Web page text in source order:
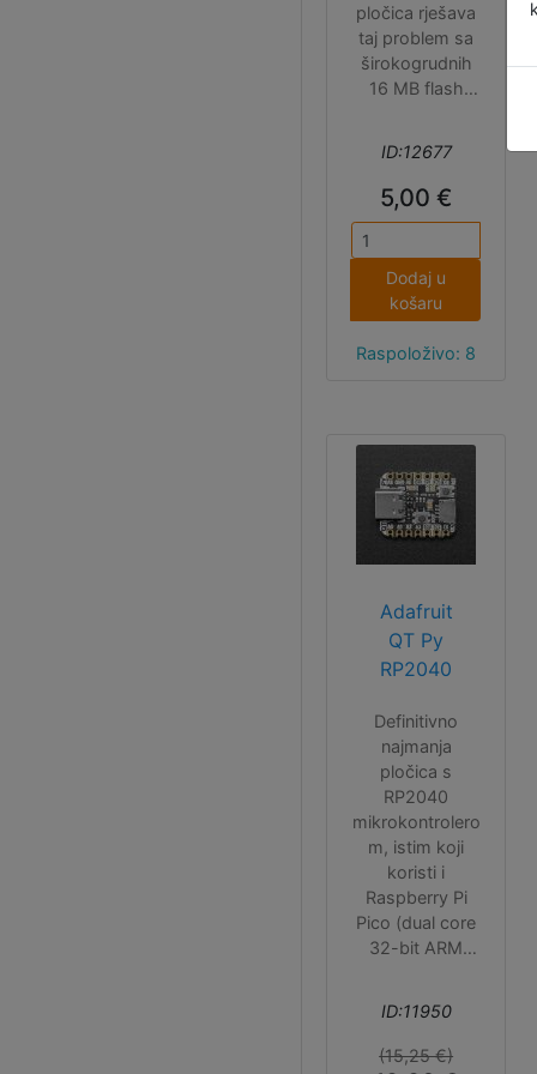
pločica rješava
taj problem sa
širokogrudnih
16 MB flash
sučeljem (može
se korisiti i SPI,
samo treba
pročitati upute,
link je na
stranici
proizvoda).
ID:12677
5,00 €
Dodaj u
košaru
Raspoloživo: 8
Adafruit
QT Py
RP2040
Definitivno
najmanja
pločica s
RP2040
mikrokontrolero
m, istim koji
koristi i
Raspberry Pi
Pico (dual core
32-bit ARM
je morao biti
smješten sa
ID:11950
(15,25 €)